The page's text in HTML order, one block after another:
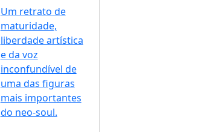
Um retrato de
maturidade,
liberdade artística
e da voz
inconfundível de
uma das figuras
mais importantes
do neo-soul.